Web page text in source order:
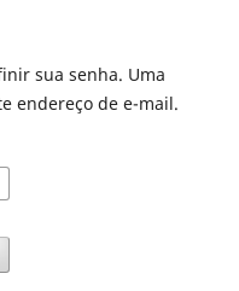
sua senha. Uma
endereço de e-mail.